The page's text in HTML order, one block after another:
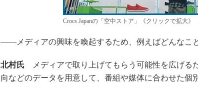
Crocs Japanの「空中ストア」《クリックで拡大》
――メディアの興味を喚起するため、例えばどんなこ
北村氏 メディアで取り上げてもらう可能性を広げる
向などのデータを用意して、番組や媒体に合わせた個